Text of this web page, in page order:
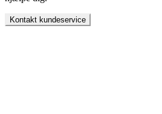
Kontakt kundeservice